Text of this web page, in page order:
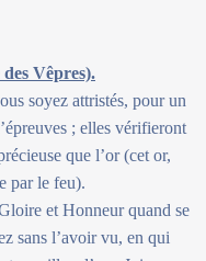
Vêpres).
soyez attristés, pour un
; elles vérifieront
que l’or (cet or,
par le feu).
et Honneur quand se
sans l’avoir vu, en qui